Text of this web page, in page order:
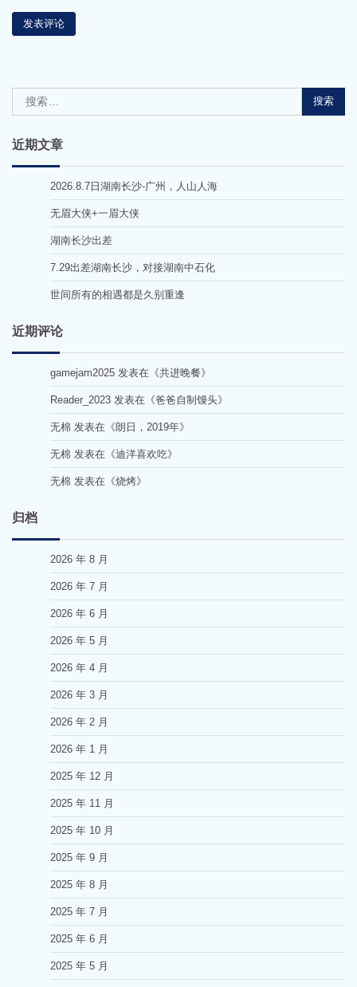
索：
近期文章
2026.8.7日湖南长沙-广州，人山人海
无眉大侠+一眉大侠
湖南长沙出差
7.29出差湖南长沙，对接湖南中石化
世间所有的相遇都是久别重逢
近期评论
gamejam2025 发表在《共进晚餐》
Reader_2023 发表在《爸爸自制馒头》
无棉 发表在《朗日，2019年》
无棉 发表在《迪洋喜欢吃》
无棉 发表在《烧烤》
归档
2026 年 8 月
2026 年 7 月
2026 年 6 月
2026 年 5 月
2026 年 4 月
2026 年 3 月
2026 年 2 月
2026 年 1 月
2025 年 12 月
2025 年 11 月
2025 年 10 月
2025 年 9 月
2025 年 8 月
2025 年 7 月
2025 年 6 月
2025 年 5 月